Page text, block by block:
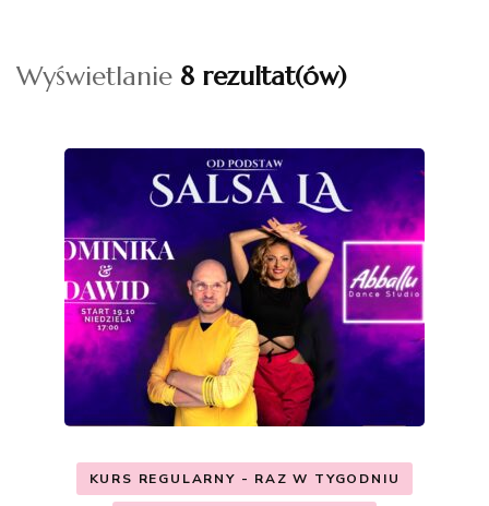
Wyświetlanie 8 rezultat(ów)
KURS REGULARNY - RAZ W TYGODNIU